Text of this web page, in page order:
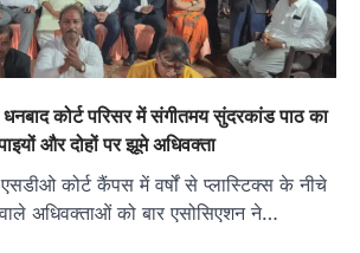
कोर्ट परिसर में संगीतमय सुंदरकांड पाठ का
और दोहों पर झूमे अधिवक्ता
कोर्ट कैंपस में वर्षों से प्लास्टिक्स के नीचे
अधिवक्ताओं को बार एसोसिएशन ने…